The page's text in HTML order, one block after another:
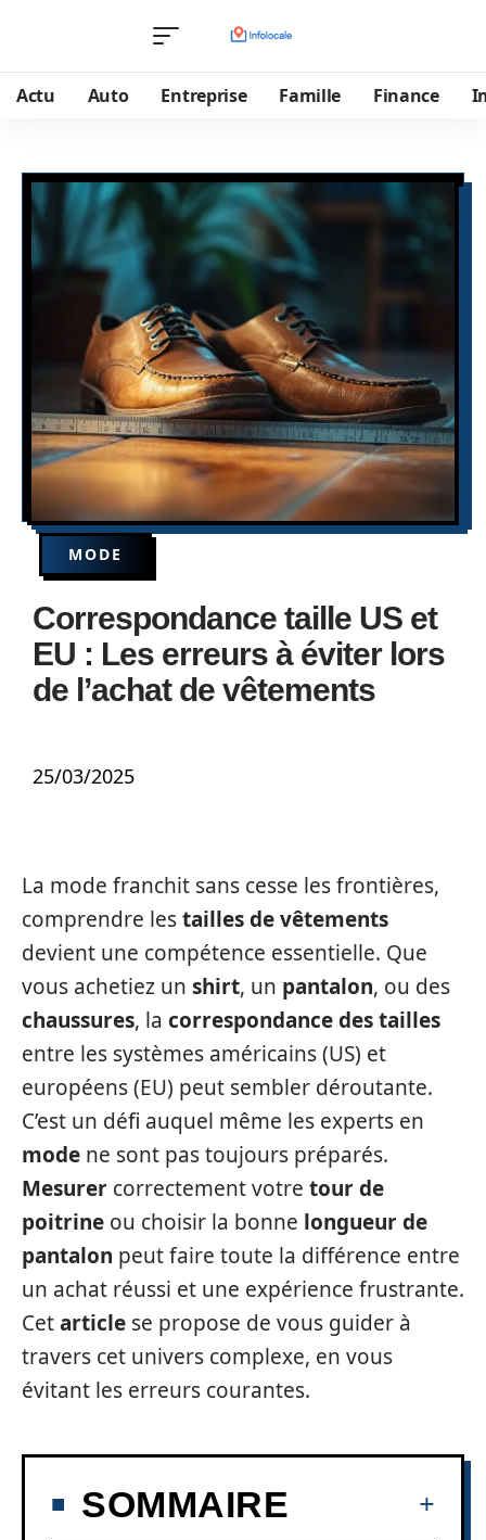
Actu Auto Entreprise Famille Finance
MODE
Correspondance taille US et
EU : Les erreurs à éviter lors
de l’achat de vêtements
25/03/2025
La mode franchit sans cesse les frontières,
comprendre lestailles de vêtements
devient une compétence essentielle. Que
vous achetiez un shirt, un pantalon, ou des
chaussures, la correspondance des tailles
entre les systèmes américains (US) et
européens (EU) peut sembler déroutante.
C’est un défi auquel même les experts en
mode ne sont pas toujours préparés.
Mesurer correctement votre tour de
poitrine ou choisir la bonne longueur de
pantalon peut faire toute la différence entre
un achat réussi et une expérience frustrante.
Cetarticle se propose de vous guider à
travers cet univers complexe, en vous
évitant les erreurs courantes.
SOMMAIRE